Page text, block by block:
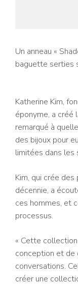
Un anneau «
baguette serties
Katherine Kim,
éponyme, a créé
remarqué à
des bijoux pour
limitées dans les
Kim, qui crée
décennie, a
ces hommes, et
processus.
« Cette
conception et de
conversations.
créer une